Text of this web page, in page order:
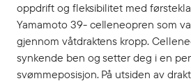
oppdrift og fleksibilitet med
Yamamoto 39- celleneopren som
gjennom våtdraktens kropp.
synkende ben og setter deg i en
svømmeposisjon. På utsiden av